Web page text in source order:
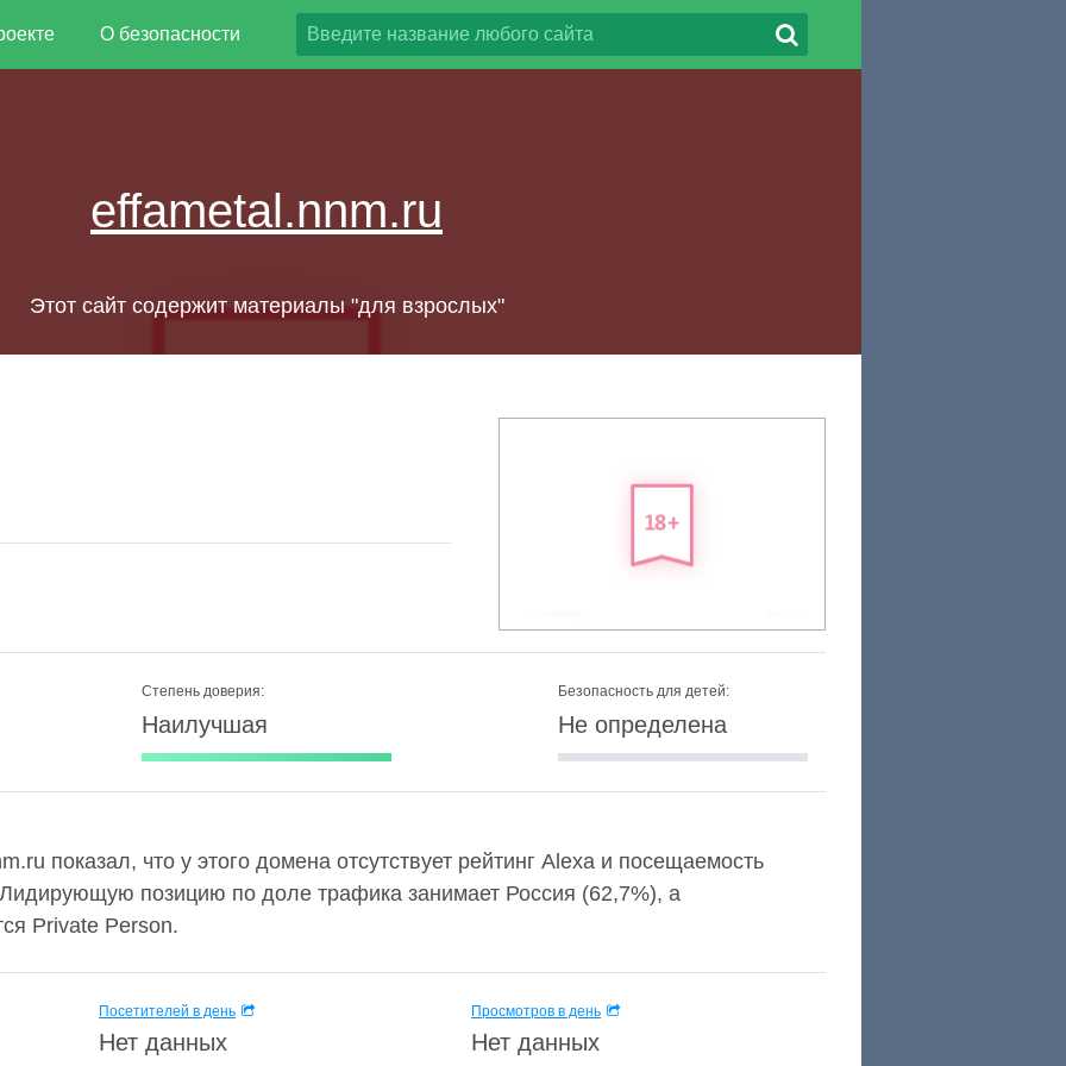
О безопасности
effametal.nnm.ru
Этот сайт содержит материалы "для взрослых"
Степень доверия:
Наилучшая
Безопасность для детей:
Не определена
показал, что у этого домена отсутствует рейтинг Alexa и посещаемость
Лидирующую позицию по доле трафика занимает Россия (62,7%), а
Private Person.
Посетителей в день
Нет данных
Просмотров в день
Нет данных